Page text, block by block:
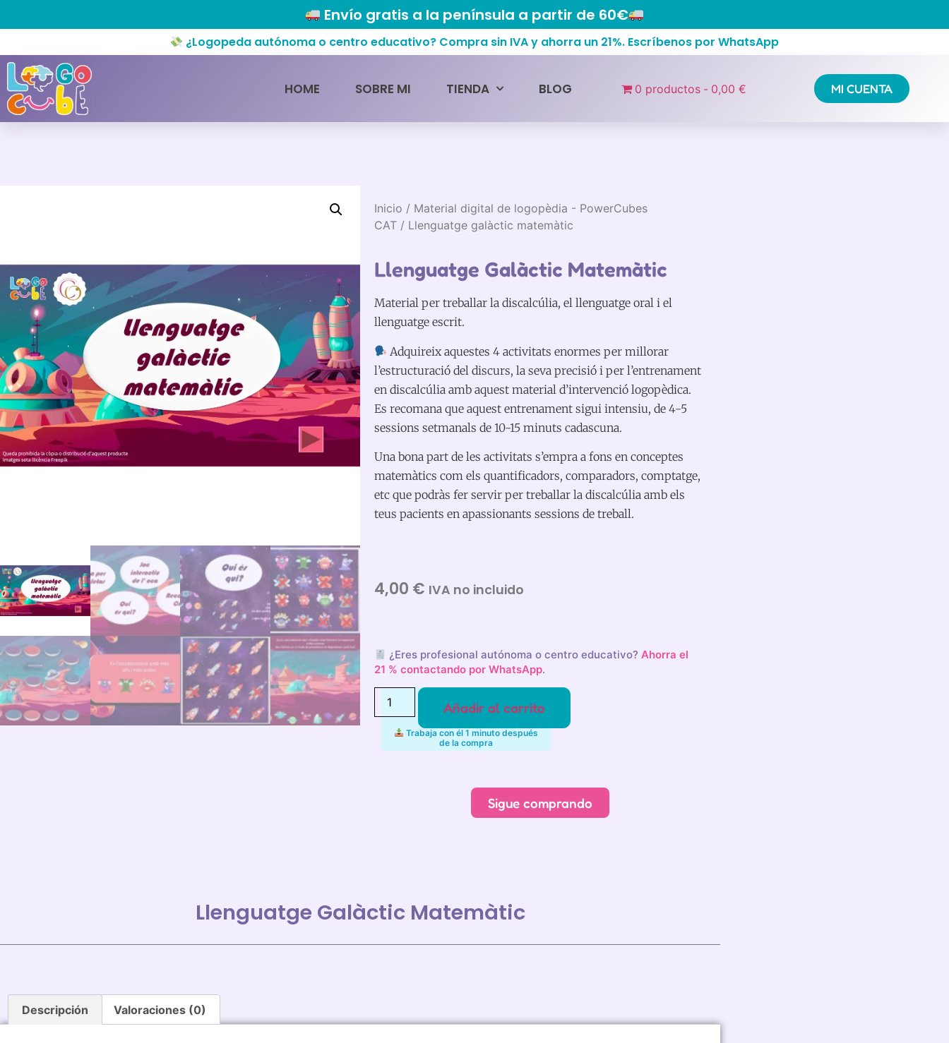
Envío gratis a la península a partir de 60€
¿Logopeda autónoma o centro educativo? Compra sin IVA y ahorra un 21%. Escríbenos por WhatsApp
HOME SOBRE MI TIENDA BLOG 0 productos 0,00 € MI CUENTA
Inicio / Material digital de logopèdia - PowerCubes
CAT / Llenguatge galàctic matemàtic
Llenguatge Galàctic Matemàtic
Material per treballar la discalcúlia, el llenguatge oral i el
llenguatge escrit.
Adquireix aquestes 4 activitats enormes per millorar
l’estructuració del discurs, la seva precisió i per l’entrenament
en discalcúlia amb aquest material d’intervenció logopèdica.
Es recomana que aquest entrenament sigui intensiu, de 4-5
sessions setmanals de 10-15 minuts cadascuna.
Una bona part de les activitats s’empra a fons en conceptes
matemàtics com els quantificadors, comparadors, comptatge,
etc que podràs fer servir per treballar la discalcúlia amb els
teus pacients en apassionants sessions de treball.
4,00 € IVA no incluido
¿Eres profesional autónoma o centro educativo?Ahorra el
21 % contactando por WhatsApp.
Añadir al carrito
Trabaja con él 1 minuto después
de la compra
Sigue comprando
Llenguatge Galàctic Matemàtic
Descripción Valoraciones (0)